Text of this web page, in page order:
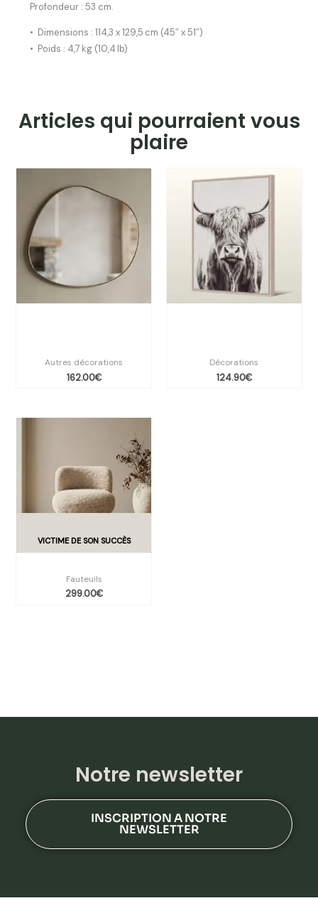
Profondeur : 53 cm.
• Dimensions : 114,3 x 129,5 cm (45″ x 51″)
• Poids : 4,7 kg (10,4 lb)
Articles qui pourraient vous
plaire
Autres décorations
162.00€
Décorations
124.90€
Fauteuils
299.00€
Notre newsletter
INSCRIPTION A NOTRE
NEWSLETTER